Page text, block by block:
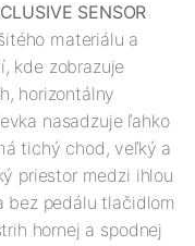
SENSOR
materiálu a
kde zobrazuje
horizontálny
nasadzuje ľahko
tichý chod, veľký a
priestor medzi ihlou
bez pedálu tlačidlom
hornej a spodnej